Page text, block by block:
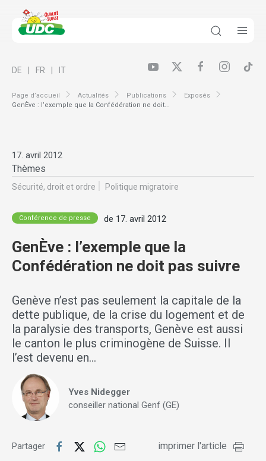
Page d’accueil Actualités Publications
Exposés
GenÈve : l’exemple que la Confédération ne doit...
DE FR IT
17. avril 2012
Thèmes
Sécurité, droit et ordre Politique migratoire
Conférence de presse de 17. avril 2012
GenÈve : l’exemple que la
Confédération ne doit pas suivre
Genève n’est pas seulement la capitale de la
dette publique, de la crise du logement et de
la paralysie des transports, Genève est aussi
le canton le plus criminogène de Suisse. Il
l’est devenu en…
Yves Nidegger
conseiller national Genf (GE)
Partager imprimer l'article